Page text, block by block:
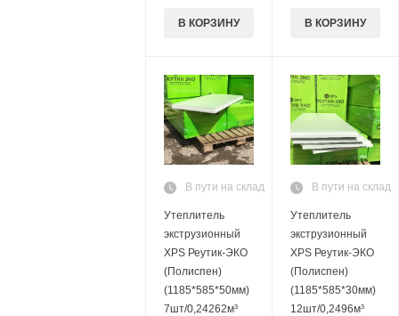
В КОРЗИНУ В КОРЗИНУ
В пути на склад
Утеплитель
экструзионный
XPS Реутик-ЭКО
(Полиспен)
(1185*585*50мм)
7шт/0,24262м³
В пути на склад
Утеплитель
экструзионный
XPS Реутик-ЭКО
(Полиспен)
(1185*585*30мм)
12шт/0,2496м³